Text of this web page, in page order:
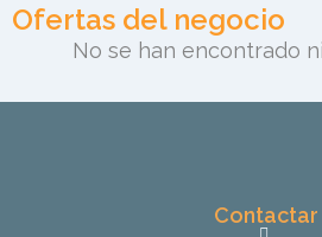
Ofertas del negocio
No se han encontrado
Contactar